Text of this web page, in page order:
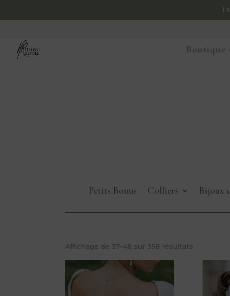
Boutique
Petits Bonus Colliers Bijoux
Affichage de 37–48 sur 358 résultats